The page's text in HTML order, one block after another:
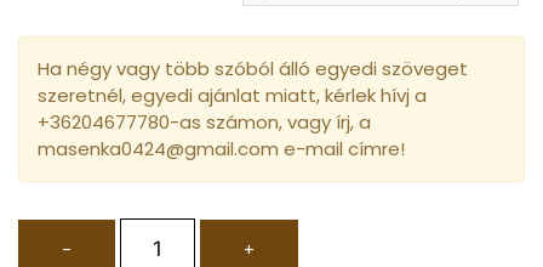
Ha négy vagy több szóból álló egyedi szöveget
szeretnél, egyedi ajánlat miatt, kérlek hívj a
+36204677780-as számon, vagy írj, a
masenka0424@gmail.com e-mail címre!
- +